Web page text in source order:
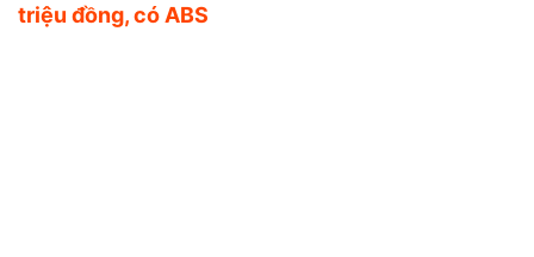
triệu đồng, có ABS